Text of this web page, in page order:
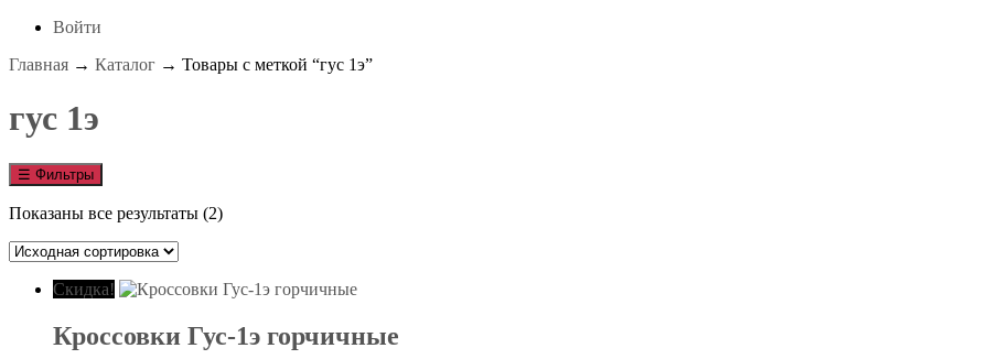
Войти
Главная → Каталог → Товары с меткой “гус 1э”
гус 1э
☰ Фильтры
Показаны все результаты (2)
Скидка!
Кроссовки Гус-1э горчичные